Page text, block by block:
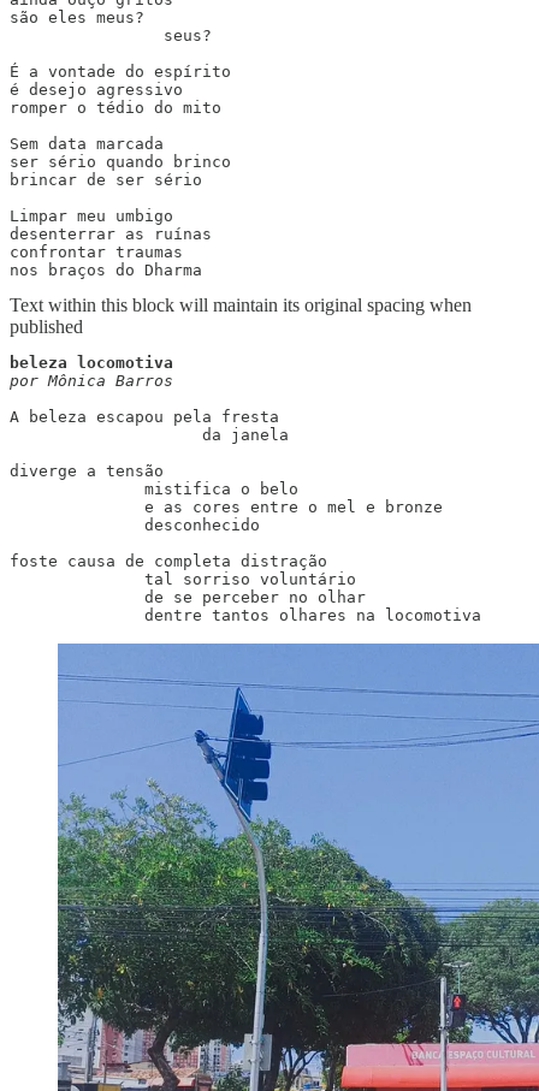
são eles meus?
                seus?
É a vontade do espírito
é desejo agressivo
romper o tédio do mito
Sem data marcada
ser sério quando brinco
brincar de ser sério
Limpar meu umbigo
desenterrar as ruínas
confrontar traumas
nos braços do Dharma
Text within this block will maintain its original spacing when
published
por Mônica Barros
A beleza escapou pela fresta
                    da janela
diverge a tensão
              mistifica o belo
              e as cores entre o mel e bronze
              desconhecido
foste causa de completa distração
              tal sorriso voluntário
              de se perceber no olhar
              dentre tantos olhares na locomotiva